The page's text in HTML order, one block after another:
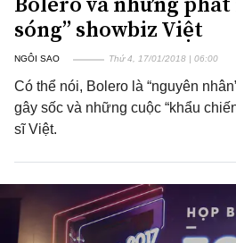
sóng” showbiz Việt
NGÔI SAO Thứ 4, 17/01/2018 | 06:00
Có thể nói, Bolero là “nguyên
gây sốc và những cuộc “khẩu
sĩ Việt.